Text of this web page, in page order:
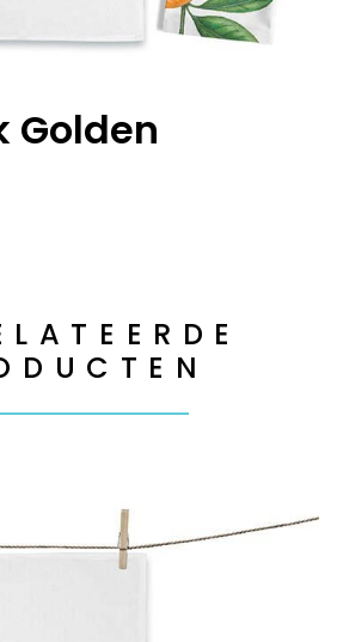
Golden